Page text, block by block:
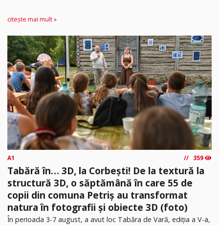
citește mai mult »
A1 359
Tabără în… 3D, la Corbești! De la textură la
structură 3D, o săptămână în care 55 de
copii din comuna Petriș au transformat
natura în fotografii și obiecte 3D (foto)
În perioada 3-7 august, a avut loc Tabăra de Vară, ediția a V-a,